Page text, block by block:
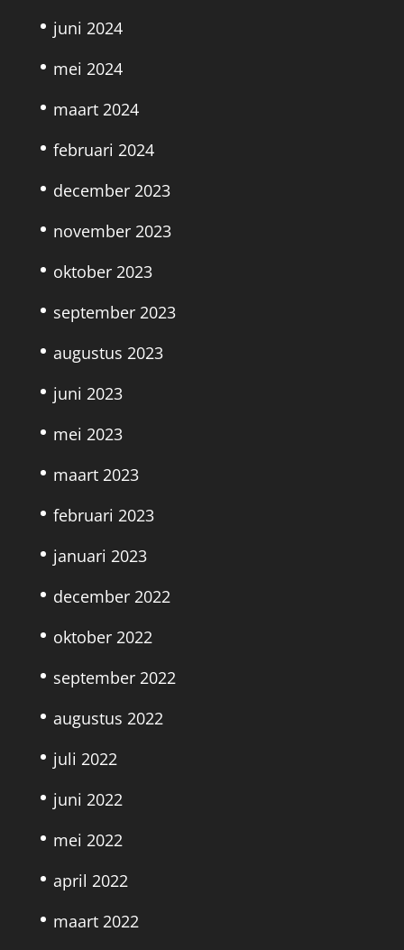
juni 2024
mei 2024
maart 2024
februari 2024
december 2023
november 2023
oktober 2023
september 2023
augustus 2023
juni 2023
mei 2023
maart 2023
februari 2023
januari 2023
december 2022
oktober 2022
september 2022
augustus 2022
juli 2022
juni 2022
mei 2022
april 2022
maart 2022